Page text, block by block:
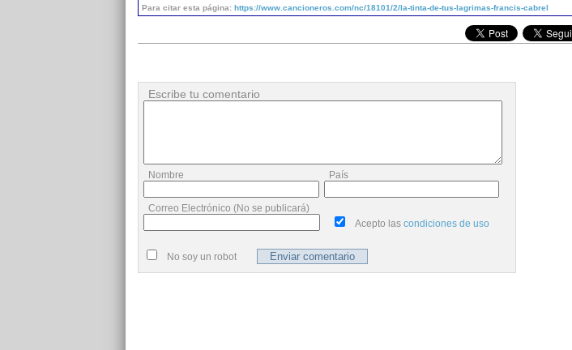
Para citar esta página: https://www.cancioneros.com/nc/18101/2/la-tinta-de-tus-lagrimas-francis-cabrel
Escribe tu comentario
Nombre País
Correo Electrónico (No se publicará)
Acepto las condiciones de uso
No soy un robot